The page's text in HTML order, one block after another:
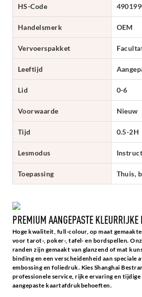
HS-Code
Handelsmerk OEM
Vervoerspakket
Leeftijd
Lid 0-6
Voorwaarde Nieuw
Tijd 0.5-2H
Lesmodus
Toepassing Thuis,
PREMIUM AANGEPASTE KLEURRIJKE
Hoge kwaliteit, full-colour, op maat
voor tarot-, poker-, tafel- en bordspellen.
randen zijn gemaakt van glanzend of mat
binding en een verscheidenheid aan speciale
embossing en foliedruk. Kies Shanghai
professionele service, rijke ervaring en
aangepaste kaartafdrukbehoeften.